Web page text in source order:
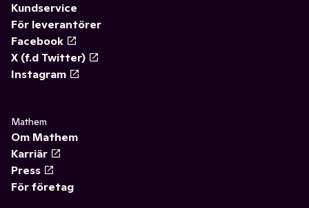
Kundservice
För leverantörer
Facebook
X (f.d Twitter)
Instagram
Mathem
Om Mathem
Karriär
Press
För företag